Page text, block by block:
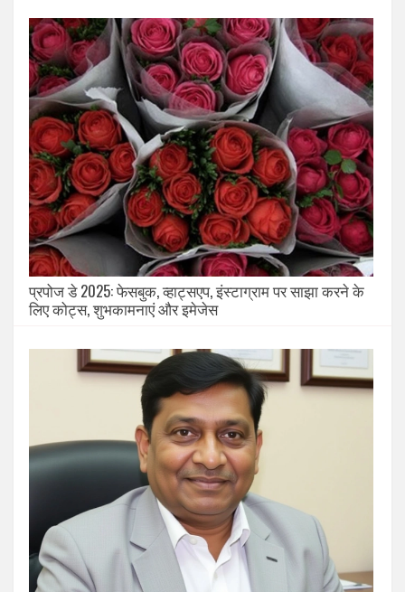
प्रपोज डे 2025: फेसबुक, व्हाट्सएप, इंस्टाग्राम पर साझा करने के
लिए कोट्स, शुभकामनाएं और इमेजेस